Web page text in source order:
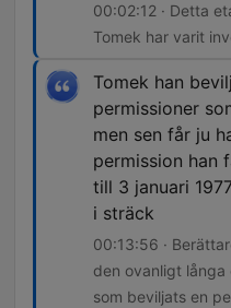
00:02:12 · Detta
Tomek har varit
Tomek han
permissioner
men sen får ju
permission han
till 3 januari
i sträck
00:13:56 ·
den ovanligt
som beviljats en